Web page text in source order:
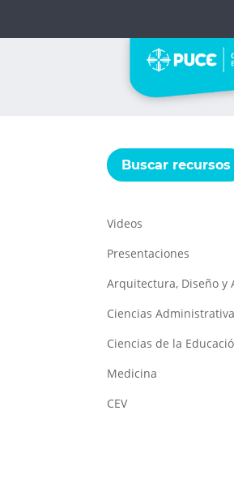
Buscar recursos
Videos
Presentaciones
Arquitectura, Diseño y
Ciencias
Ciencias de la
Medicina
CEV